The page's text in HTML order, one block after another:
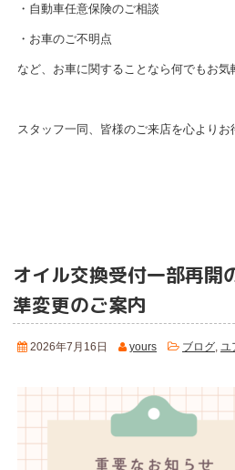
・自動車任意保険のご相談
・お車のご不明点
など、お車に関することなら何でもお気
スタッフ一同、皆様のご来店を心よりお
オイル交換受付一部再開
準変更のご案内
2026年7月16日 yours ブログ ユ